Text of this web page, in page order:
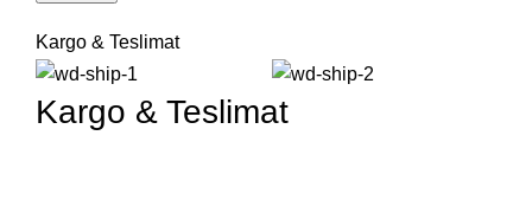
Kargo & Teslimat
Kargo & Teslimat